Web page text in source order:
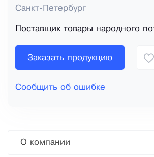
Санкт-Петербург
Поставщик товары народного
Заказать продукцию
Сообщить об ошибке
О компании